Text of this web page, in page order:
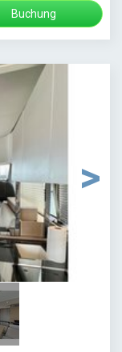
Buchung